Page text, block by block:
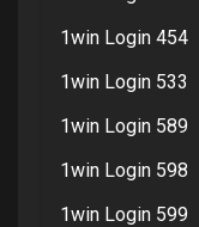
1win Login 454
1win Login 533
1win Login 589
1win Login 598
1win Login 599